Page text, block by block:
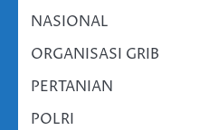
NASIONAL
ORGANISASI GRIB
PERTANIAN
POLRI